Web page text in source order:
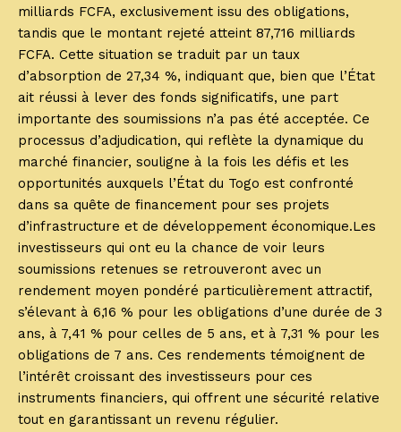
milliards FCFA, exclusivement issu des obligations,
tandis que le montant rejeté atteint 87,716 milliards
FCFA. Cette situation se traduit par un taux
d’absorption de 27,34 %, indiquant que, bien que l’État
ait réussi à lever des fonds significatifs, une part
importante des soumissions n’a pas été acceptée. Ce
processus d’adjudication, qui reflète la dynamique du
marché financier, souligne à la fois les défis et les
opportunités auxquels l’État du Togo est confronté
dans sa quête de financement pour ses projets
d’infrastructure et de développement économique.Les
investisseurs qui ont eu la chance de voir leurs
soumissions retenues se retrouveront avec un
rendement moyen pondéré particulièrement attractif,
s’élevant à 6,16 % pour les obligations d’une durée de 3
ans, à 7,41 % pour celles de 5 ans, et à 7,31 % pour les
obligations de 7 ans. Ces rendements témoignent de
l’intérêt croissant des investisseurs pour ces
instruments financiers, qui offrent une sécurité relative
tout en garantissant un revenu régulier.